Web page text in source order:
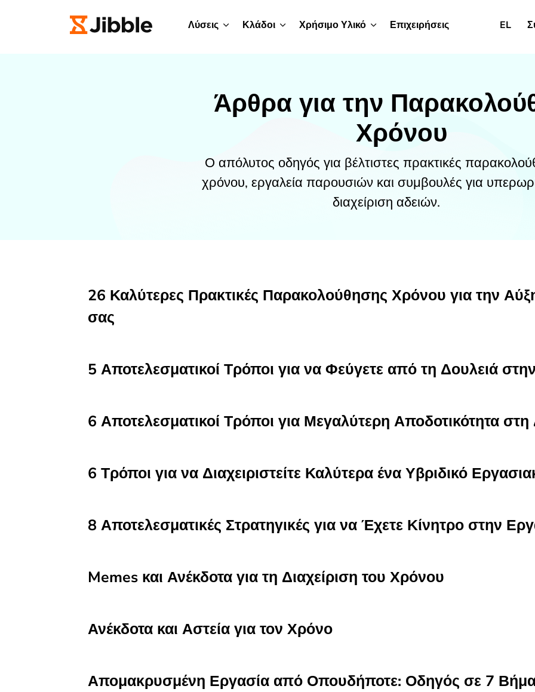
Λύσεις Κλάδοι Χρήσιμο Υλικό Επιχειρήσεις EL
Άρθρα για την
Χρόνου
Ο απόλυτος οδηγός για βέλτιστες πρακτικές
χρόνου, εργαλεία παρουσιών και συμβουλές για
διαχείριση αδειών.
26 Καλύτερες Πρακτικές Παρακολούθησης Χρόνου για την
σας
5 Αποτελεσματικοί Τρόποι για να Φεύγετε από τη Δουλειά
6 Αποτελεσματικοί Τρόποι για Μεγαλύτερη Αποδοτικότητα στη
6 Τρόποι για να Διαχειριστείτε Καλύτερα ένα Υβριδικό
8 Αποτελεσματικές Στρατηγικές για να Έχετε Κίνητρο στην
Memes και Ανέκδοτα για τη Διαχείριση του Χρόνου
Ανέκδοτα και Αστεία για τον Χρόνο
Απομακρυσμένη Εργασία από Οπουδήποτε: Οδηγός σε 7